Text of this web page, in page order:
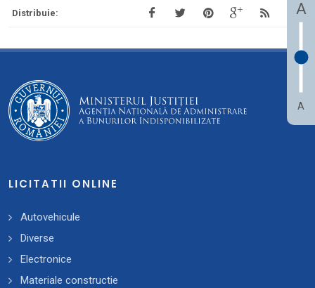
A
A
Distribuie:
LICITATII ONLINE
Autovehicule
Diverse
Electronice
Materiale constructie